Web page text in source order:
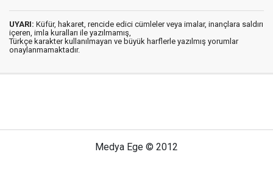
UYARI: Küfür, hakaret, rencide edici cümleler veya imalar, inançlara saldırı
içeren, imla kuralları ile yazılmamış,
Türkçe karakter kullanılmayan ve büyük harflerle yazılmış yorumlar
onaylanmamaktadır.
Medya Ege © 2012